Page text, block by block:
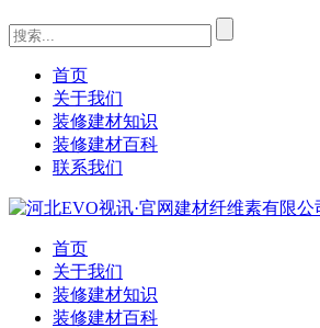
首页
关于我们
装修建材知识
装修建材百科
联系我们
首页
关于我们
装修建材知识
装修建材百科